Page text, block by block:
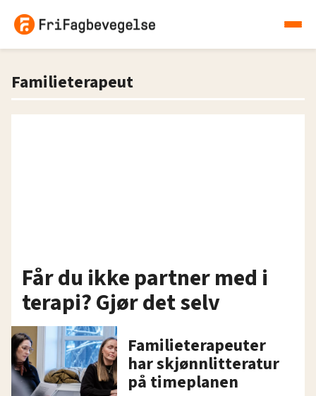
Familieterapeut
Får du ikke partner med i
terapi? Gjør det selv
Familieterapeuter
har skjønnlitteratur
på timeplanen